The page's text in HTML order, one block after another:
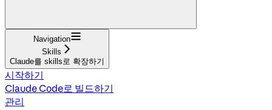
Navigation
Skills
Claude를 skills로 확장하기
시작하기
Claude Code로 빌드하기
관리